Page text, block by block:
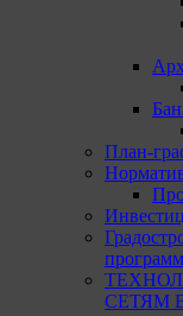
План-
СЕТЯМ